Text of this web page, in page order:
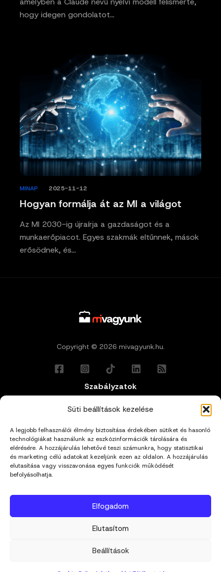
Süti beállítások kezelése
A legjobb felhasználói élmény biztosítása érdekében sütiket és hasonló
technológiákat használunk az eszközinformációk tárolására és
elérésére. A hozzájárulás lehetővé teszi számunkra, hogy statisztikai
és marketing célú adatokat kezeljünk ezen az oldalon. A hozzájárulás
elutasítása vagy visszavonása egyes funkciók működését
befolyásolhatja.
Elfogadom
Elutasítom
Beállítások
hogy idegen gondolatot…
Hogyan formálja át az MI a világot
MINAP 2025-11-12
Az MI 2030-ig újraírja a gazdaságot és a
munkaerőpiacot. Egyes szakmák eltűnnek, mások
erősödnek, és…
Copyright © 2026 mivagyunk.hu.
Szabályzatok
Általános Felhasználási Feltételek
Adatkezelési Tájékoztató
Impresszum
Kapcsolat
hello@mivagyunk.hu